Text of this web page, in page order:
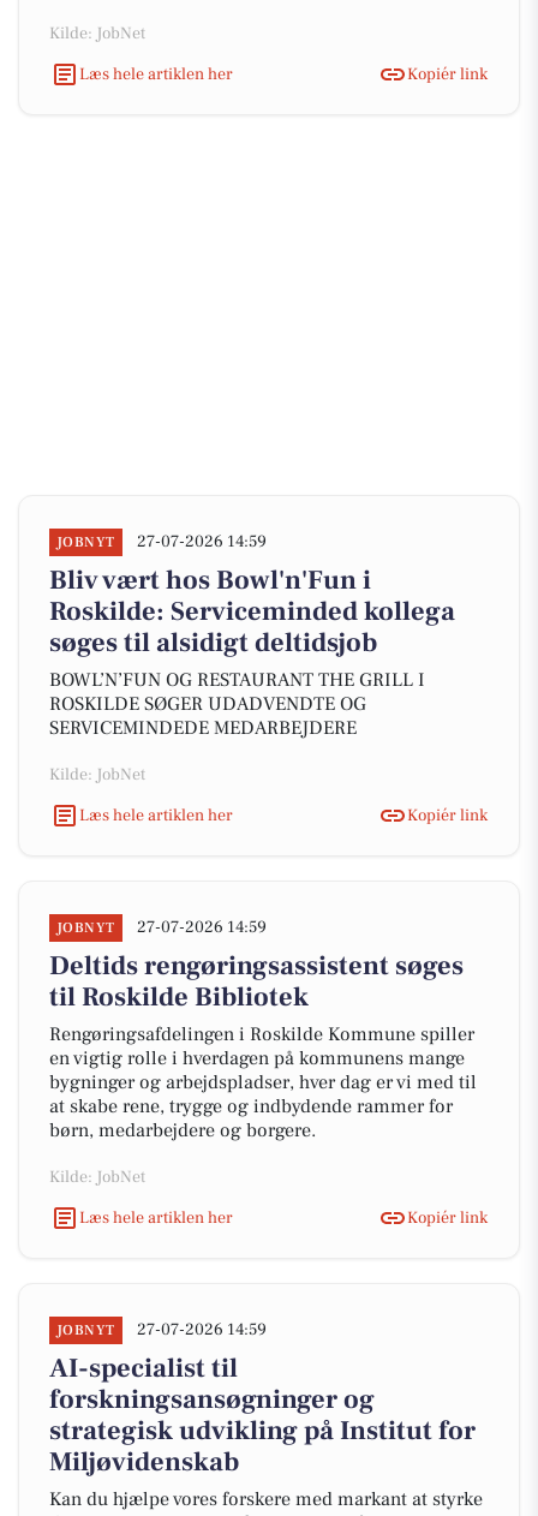
Kilde: JobNet
Læs hele artiklen her
Kopiér link
JOBNYT 27-07-2026 14:59
Bliv vært hos Bowl'n'Fun i
Roskilde: Serviceminded kollega
søges til alsidigt deltidsjob
BOWL’N’FUN OG RESTAURANT THE GRILL I
ROSKILDE SØGER UDADVENDTE OG
SERVICEMINDEDE MEDARBEJDERE
Kilde: JobNet
Læs hele artiklen her
Kopiér link
JOBNYT 27-07-2026 14:59
Deltids rengøringsassistent søges
til Roskilde Bibliotek
Rengøringsafdelingen i Roskilde Kommune spiller
en vigtig rolle i hverdagen på kommunens mange
bygninger og arbejdspladser, hver dag er vi med til
at skabe rene, trygge og indbydende rammer for
børn, medarbejdere og borgere.
Kilde: JobNet
Læs hele artiklen her
Kopiér link
JOBNYT 27-07-2026 14:59
AI-specialist til
forskningsansøgninger og
strategisk udvikling på Institut for
Miljøvidenskab
Kan du hjælpe vores forskere med markant at styrke